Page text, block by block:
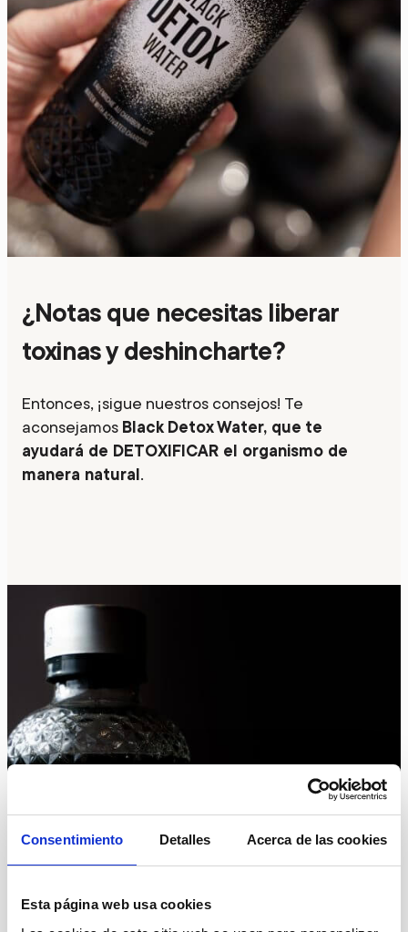
Consentimiento Detalles Acerca de las cookies
Esta página web usa cookies
¿Notas que necesitas liberar
toxinas y deshincharte?
Entonces, ¡sigue nuestros consejos! Te
aconsejamos Black Detox Water, que te
ayudará de DETOXIFICAR el organismo de
manera natural.